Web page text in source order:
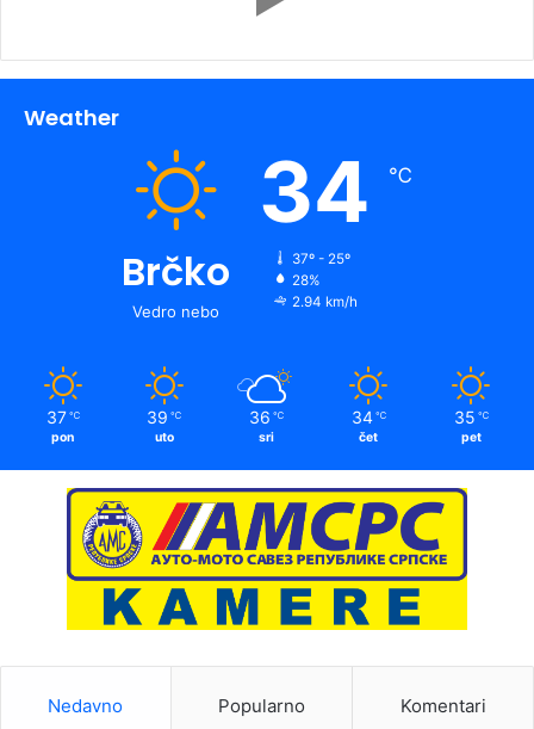
Weather
Brčko
Vedro nebo
34 ℃
37º - 25º
28%
2.94 km/h
37 ℃
pon
39 ℃
uto
36 ℃
sri
34 ℃
čet
35 ℃
pet
Nedavno Popularno Komentari